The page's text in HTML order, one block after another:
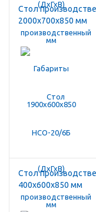
Стол
2000х700х850 мм
Стол
400х600х850 мм